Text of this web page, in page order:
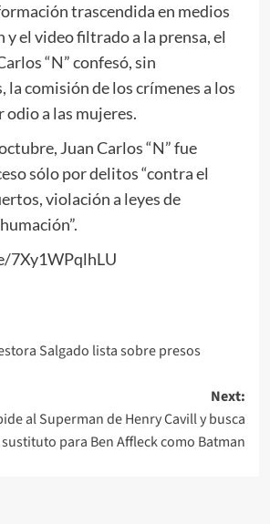
trascendida en medios
y el video filtrado a la prensa, el
“N” confesó, sin
comisión de los crímenes a los
a las mujeres.
Juan Carlos “N” fue
sólo por delitos “contra el
violación a leyes de
7Xy1WPqlhLU
Salgado lista sobre presos
Next:
al Superman de Henry Cavill y busca
sustituto para Ben Affleck como Batman